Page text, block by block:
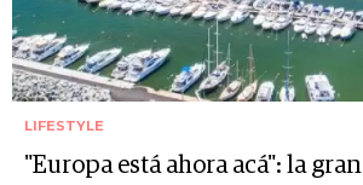
LIFESTYLE
"Europa está ahora acá": la gran